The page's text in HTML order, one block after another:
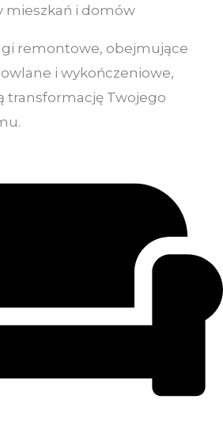
mieszkań i domów
remontowe, obejmujące
i wykończeniowe,
transformację Twojego